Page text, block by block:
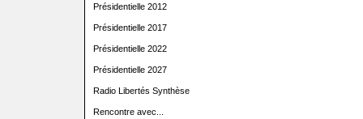
Présidentielle 2012
Présidentielle 2017
Présidentielle 2022
Présidentielle 2027
Radio Libertés Synthèse
Rencontre avec...